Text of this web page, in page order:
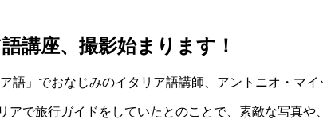
講座、撮影始まります！
語」でおなじみのイタリア語講師、アントニオ・マ
アで旅行ガイドをしていたとのことで、素敵な写真